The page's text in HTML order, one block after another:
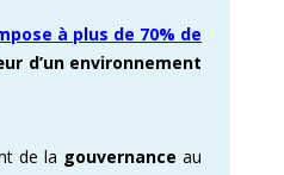
à plus de 70% de
d’un environnement
de la gouvernance au